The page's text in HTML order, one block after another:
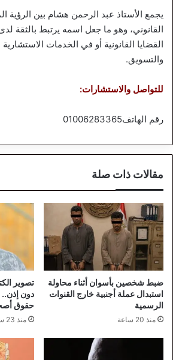
يجمع الأستاذ عبد الرحمن هشام بين الرؤية
القانوني، وهو ما جعل اسمه يرتبط بالثقة
القضايا القانونية أو في الخدمات
والتسويق.
للتواصل والاستشارات:
رقم الهاتف01006283365
مقالات ذات صلة
ضبط شخصين بأسوان أثناء محاولة
استبدال عملة أجنبية خارج القنوات
الرسمية
منذ 20 ساعة
تصوير
دون إذن..
حقوق
منذ 23 ساعة